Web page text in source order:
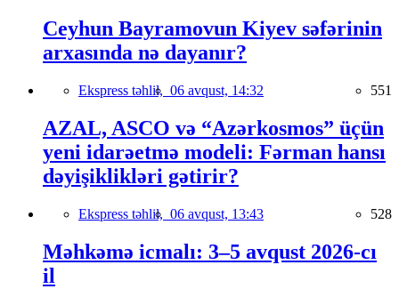
Ceyhun Bayramovun Kiyev səfərinin
arxasında nə dayanır?
Ekspress təhlil, 06 avqust, 14:32 551
AZAL, ASCO və “Azərkosmos” üçün
yeni idarəetmə modeli: Fərman hansı
dəyişiklikləri gətirir?
Ekspress təhlil, 06 avqust, 13:43 528
Məhkəmə icmalı: 3–5 avqust 2026-cı
il